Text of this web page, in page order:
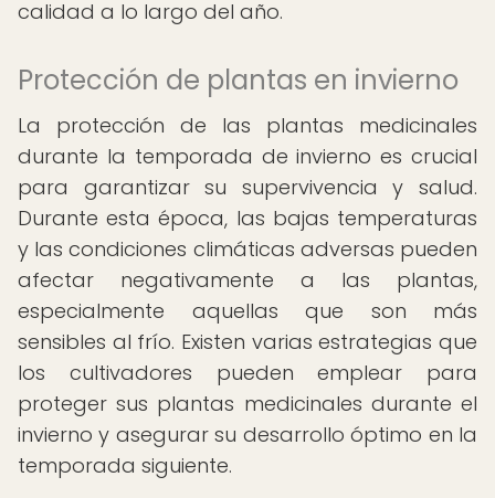
calidad a lo largo del año.
Protección de plantas en invierno
La protección de las plantas medicinales
durante la temporada de invierno es crucial
para garantizar su supervivencia y salud.
Durante esta época, las bajas temperaturas
y las condiciones climáticas adversas pueden
afectar negativamente a las plantas,
especialmente aquellas que son más
sensibles al frío. Existen varias estrategias que
los cultivadores pueden emplear para
proteger sus plantas medicinales durante el
invierno y asegurar su desarrollo óptimo en la
temporada siguiente.